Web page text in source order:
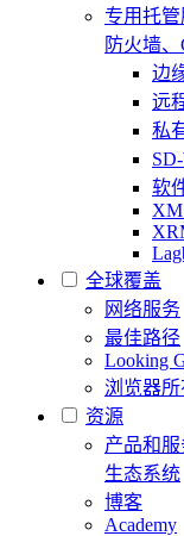
专用托管
防火墙
边
远
私
软
XM
全球覆盖
网络服务
最佳路径
Looking
浏览器
资源
产品和服
生态系统
博客
Academy